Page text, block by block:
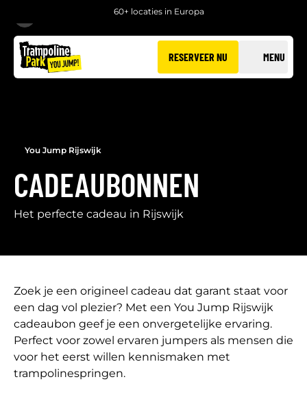
60+ locaties in Europa
RESERVEER NU MENU
You Jump Rijswijk
CADEAUBONNEN
Het perfecte cadeau in Rijswijk
Zoek je een origineel cadeau dat garant staat voor
een dag vol plezier? Met een You Jump Rijswijk
cadeaubon geef je een onvergetelijke ervaring.
Perfect voor zowel ervaren jumpers als mensen die
voor het eerst willen kennismaken met
trampolinespringen.